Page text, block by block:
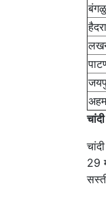
29